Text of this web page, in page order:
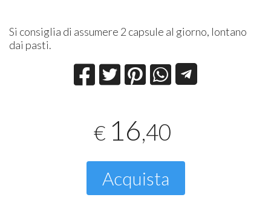
Si consiglia di assumere 2 capsule al giorno, lontano
dai pasti.
€ 16,40
Acquista